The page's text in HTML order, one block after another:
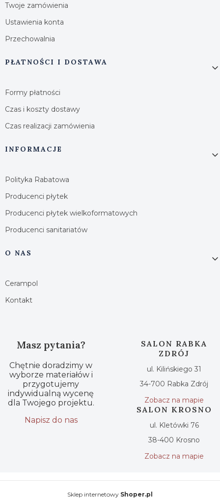
Twoje zamówienia
Ustawienia konta
Przechowalnia
PŁATNOŚCI I DOSTAWA
Formy płatności
Czas i koszty dostawy
Czas realizacji zamówienia
INFORMACJE
Polityka Rabatowa
Producenci płytek
Producenci płytek wielkoformatowych
Producenci sanitariatów
O NAS
Cerampol
Kontakt
Masz pytania?
Chętnie doradzimy w
wyborze materiałów i
przygotujemy
indywidualną wycenę
dla Twojego projektu.
Napisz do nas
SALON RABKA
ZDRÓJ
ul. Kilińskiego 31
34-700 Rabka Zdrój
Zobacz na mapie
SALON KROSNO
ul. Kletówki 76
38-400 Krosno
Zobacz na mapie
Sklep internetowy Shoper.pl